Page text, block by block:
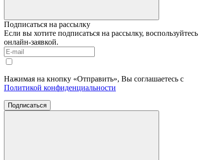
Подписаться на рассылку
Если вы хотите подписаться на рассылку, воспользуйтесь
онлайн-заявкой.
Нажимая на кнопку «Отправить», Вы соглашаетесь с
Политикой конфиденциальности
Подписаться